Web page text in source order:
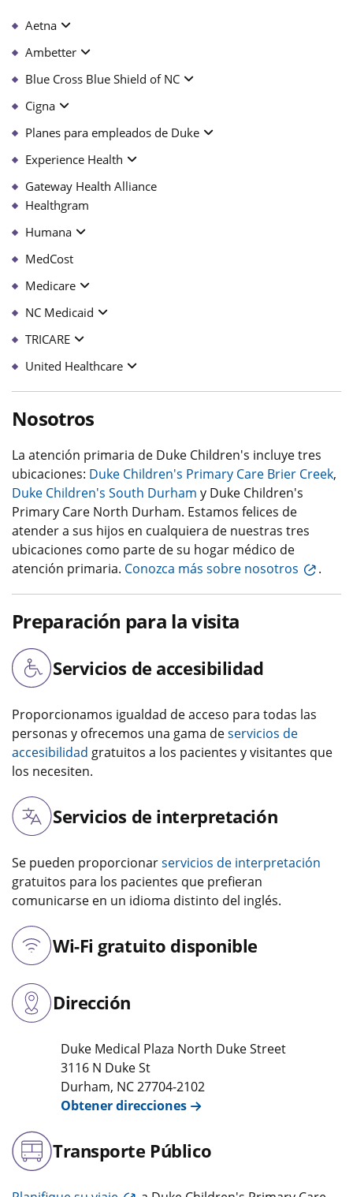
Aetna
Ambetter
Blue Cross Blue Shield of NC
Cigna
Planes para empleados de Duke
Experience Health
Gateway Health Alliance
Healthgram
Humana
MedCost
Medicare
NC Medicaid
TRICARE
United Healthcare
Nosotros
La atención primaria de Duke Children's incluye tres
ubicaciones: Duke Children's Primary Care Brier Creek,
Duke Children's South Durham y Duke Children's
Primary Care North Durham. Estamos felices de
atender a sus hijos en cualquiera de nuestras tres
ubicaciones como parte de su hogar médico de
atención primaria. Conozca más sobre nosotros .
Preparación para la visita
Servicios de accesibilidad
Proporcionamos igualdad de acceso para todas las
personas y ofrecemos una gama deservicios de
accesibilidad gratuitos a los pacientes y visitantes que
los necesiten.
Servicios de interpretación
Se pueden proporcionarservicios de interpretación
gratuitos para los pacientes que prefieran
comunicarse en un idioma distinto del inglés.
Wi-Fi gratuito disponible
Dirección
Duke Medical Plaza North Duke Street
3116 N Duke St
Durham, NC27704-2102
Obtener direcciones
Transporte Público